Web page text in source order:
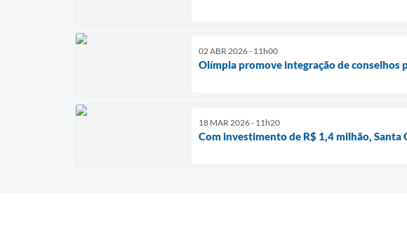
02 ABR 2026 - 11h00
Olímpia promove integração de conselhos
18 MAR 2026 - 11h20
Com investimento de R$ 1,4 milhão, Santa